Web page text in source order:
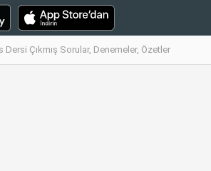
Dersi Çıkmış Sorular, Denemeler, Özetler